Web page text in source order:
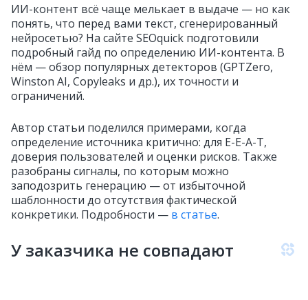
ИИ-контент всё чаще мелькает в выдаче — но как
понять, что перед вами текст, сгенерированный
нейросетью? На сайте SEOquick подготовили
подробный гайд по определению ИИ-контента. В
нём — обзор популярных детекторов (GPTZero,
Winston AI, Copyleaks и др.), их точности и
ограничений.
Автор статьи поделился примерами, когда
определение источника критично: для E-E-A-T,
доверия пользователей и оценки рисков. Также
разобраны сигналы, по которым можно
заподозрить генерацию — от избыточной
шаблонности до отсутствия фактической
конкретики. Подробности — в статье.
У заказчика не совпадают